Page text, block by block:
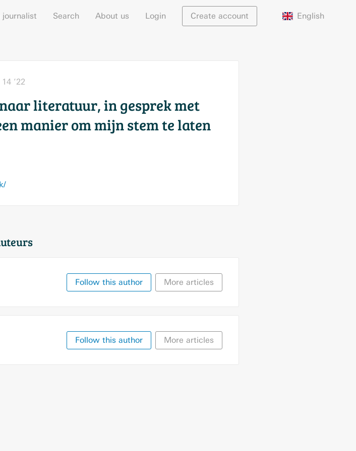
journalist Search About us Login Create account English
’22
literatuur, in gesprek met
manier om mijn stem te laten
Follow this author More articles
Follow this author More articles